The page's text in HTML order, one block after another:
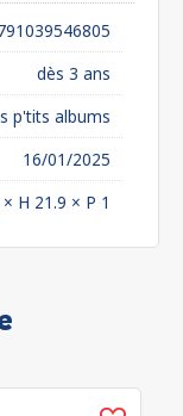
dès 3 ans
p'tits albums
16/01/2025
H 21.9 × P 1